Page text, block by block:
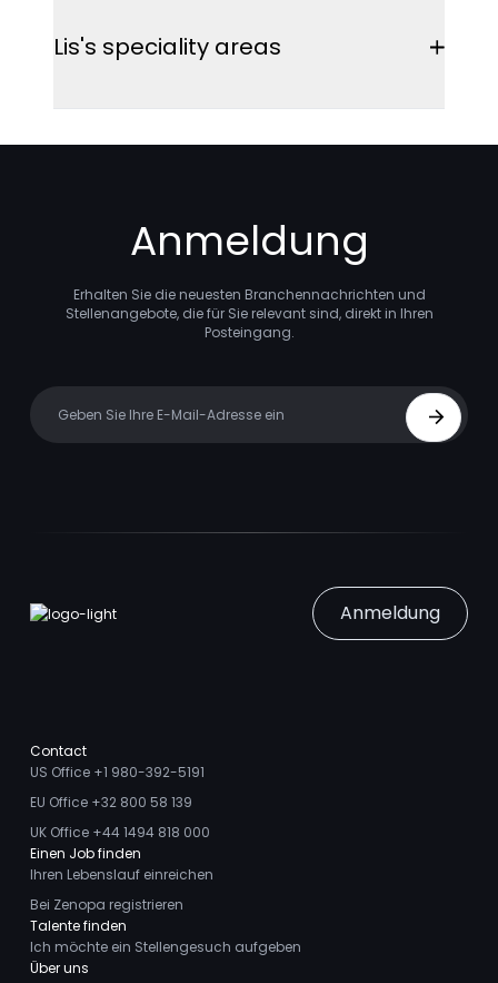
Lis's speciality areas
Anmeldung
Erhalten Sie die neuesten Branchennachrichten und
Stellenangebote, die für Sie relevant sind, direkt in Ihren
Posteingang.
Sign Up
Anmeldung
Contact
US Office +1 980-392-5191
EU Office +32 800 58 139
UK Office +44 1494 818 000
Einen Job finden
Ihren Lebenslauf einreichen
Bei Zenopa registrieren
Talente finden
Ich möchte ein Stellengesuch aufgeben
Über uns